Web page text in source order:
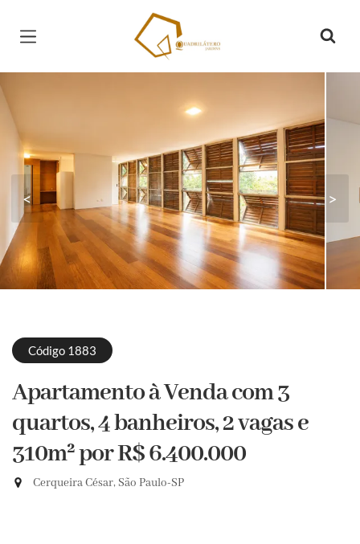
Página inicial
< >
Código 1883
Apartamento à Venda com 3
quartos, 4 banheiros, 2 vagas e
310m²por R$ 6.400.000
Cerqueira César, São Paulo-SP